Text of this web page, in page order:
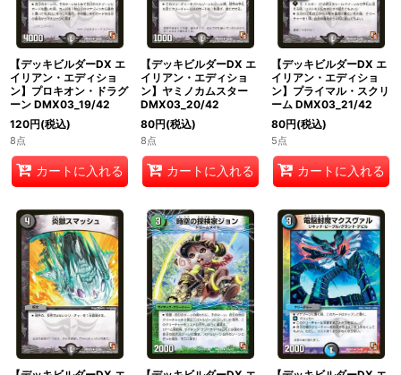
【デッキビルダーDX エ
イリアン・エディショ
ン】プロキオン・ドラグ
ーン DMX03_19/42
120円(税込)
8点
カートに入れる
【デッキビルダーDX エ
イリアン・エディショ
ン】ヤミノカムスター
DMX03_20/42
80円(税込)
8点
カートに入れる
【デッキビルダーDX エ
イリアン・エディショ
ン】プライマル・スクリ
ーム DMX03_21/42
80円(税込)
5点
カートに入れる